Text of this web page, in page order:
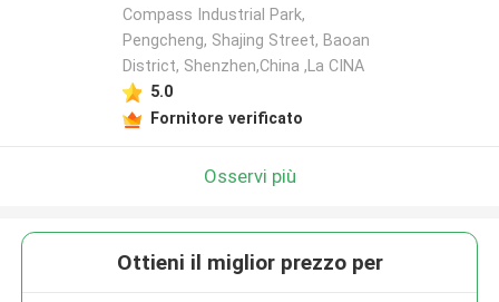
Compass Industrial Park,
Pengcheng, Shajing Street, Baoan
District, Shenzhen,China ,La CINA
5.0
Fornitore verificato
Osservi più
Ottieni il miglior prezzo per